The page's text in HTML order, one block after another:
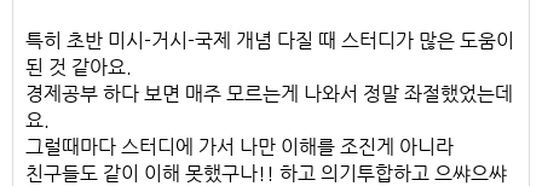
특히 초반 미시-거시-국제 개념 다질 때 스터디가 많은 도움이
된 것 같아요.
​경제공부 하다 보면 매주 모르는게 나와서 정말 좌절했었는데
요.
​그럴때마다 스터디에 가서 나만 이해를 조진게 아니라
친구들도 같이 이해 못했구나!! 하고 의기투합하고 으쌰으쌰